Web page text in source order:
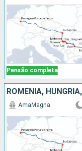
Pensão completa
AmaMagna